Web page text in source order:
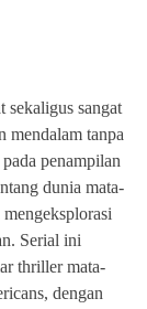
sekaligus sangat
mendalam tanpa
penampilan
dunia mata-
Serial ini
thriller mata-
dengan